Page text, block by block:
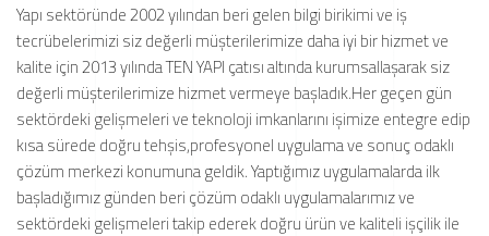
Yapı sektöründe 2002 yılından beri gelen bilgi birikimi ve iş
tecrübelerimizi siz değerli müşterilerimize daha iyi bir hizmet ve
kalite için 2013 yılında TEN YAPI çatısı altında kurumsallaşarak siz
değerli müşterilerimize hizmet vermeye başladık.Her geçen gün
sektördeki gelişmeleri ve teknoloji imkanlarını işimize entegre edip
kısa sürede doğru tehşis,profesyonel uygulama ve sonuç odaklı
çözüm merkezi konumuna geldik. Yaptığımız uygulamalarda ilk
başladığımız günden beri çözüm odaklı uygulamalarımız ve
sektördeki gelişmeleri takip ederek doğru ürün ve kaliteli işçilik ile